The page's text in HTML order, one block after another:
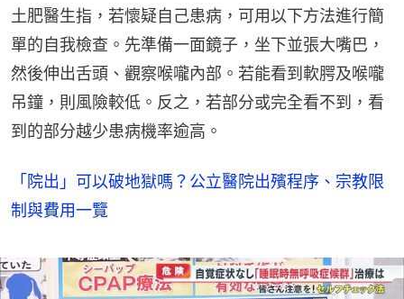
土肥醫生指，若懷疑自己患病，可用以下方法進行簡
單的自我檢查。先準備一面鏡子，坐下並張大嘴巴，
然後伸出舌頭、觀察喉嚨內部。若能看到軟腭及喉嚨
吊鐘，則風險較低。反之，若部分或完全看不到，看
到的部分越少患病機率逾高。
「院出」可以破地獄嗎？公立醫院出殯程序、宗教限
制與費用一覽